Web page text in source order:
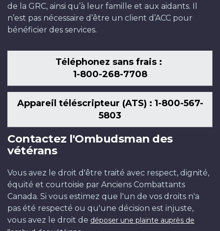
de la GRC, ainsi qu’à leur famille et aux aidants. Il
n’est pas nécessaire d’être un client d’ACC pour
bénéficier des services.
Téléphonez sans frais :
1-800-268-7708
Appareil téléscripteur (ATS) : 1-800-567-
5803
Contactez l'Ombudsman des
vétérans
Vous avez le droit d'être traité avec respect, dignité,
équité et courtoisie par Anciens Combattants
Canada. Si vous estimez que l'un de vos droits n'a
pas été respecté ou qu'une décision est injuste,
vous avez le droit de déposer une plainte auprès de